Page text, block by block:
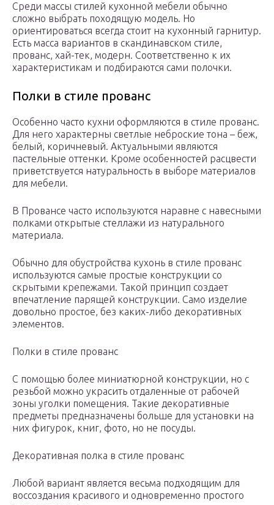
Среди массы стилей кухонной мебели обычно
сложно выбрать походящую модель. Но
ориентироваться всегда стоит на кухонный гарнитур.
Есть масса вариантов в скандинавском стиле,
прованс, хай-тек, модерн. Соответственно к их
характеристикам и подбираются сами полочки.
Полки в стиле прованс
Особенно часто кухни оформляются в стиле прованс.
Для него характерны светлые неброские тона – беж,
белый, коричневый. Актуальными являются
пастельные оттенки. Кроме особенностей расцвести
приветствуется натуральность в выборе материалов
для мебели.
В Провансе часто используются наравне с навесными
полками открытые стеллажи из натурального
материала.
Обычно для обустройства кухонь в стиле прованс
используются самые простые конструкции со
скрытыми крепежами. Такой принцип создает
впечатление парящей конструкции. Само изделие
довольно простое, без каких-либо декоративных
элементов.
Полки в стиле прованс
С помощью более миниатюрной конструкции, но с
резьбой можно украсить отдаленные от рабочей
зоны уголки помещения. Такие декоративные
предметы предназначены больше для установки на
них фигурок, книг, фото, но не посуды.
Декоративная полка в стиле прованс
Любой вариант является весьма подходящим для
воссоздания красивого и одновременно простого